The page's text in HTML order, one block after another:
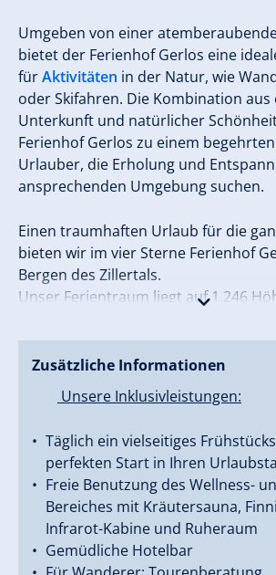
Umgeben von einer
bietet der Ferienhof Gerlos eine
fürAktivitäten in der Natur, wie
oder Skifahren. Die Kombination
Unterkunft und natürlicher
Ferienhof Gerlos zu einem
Urlauber, die Erholung und
ansprechenden Umgebung suchen.
Einen traumhaften Urlaub für die
bieten wir im vier Sterne Ferienhof
Bergen des Zillertals.
Unser Ferientraum liegt auf 1.246
Zillertal Arena.
In unserem Ferienhof Gerlos
Ferienwohnungen sowie Suiten und
Gehminuten vom Ortskern Gerlos
Wir bieten Ihnen voll ausgestattete
mit bis zu fünf Schlafzimmern sowie
Doppelzimmer mit
haben einen großen möblierten
bei uns ebenfalls willkommen.
Zusätzliche Informationen
Unsere Inklusivleistungen:
Täglich ein vielseitiges
perfekten Start in Ihren
Freie Benutzung des Wellness-
Bereiches mit Kräutersauna,
Infrarot-Kabine und Ruheraum
Gemüdliche Hotelbar